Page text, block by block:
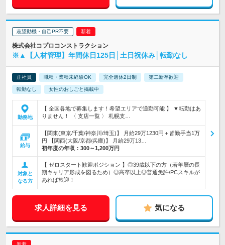
志望動機・自己PR不要
株式会社コプロコンストラクション
※▲【人材管理】年間休日125日│土日祝休み│転勤なし
正社員 職種・業種未経験OK 完全週休2日制 第二新卒歓迎
転勤なし 女性のおしごと掲載中
勤務地
【 全国各地で募集します！希望エリアで通勤可能 】 ▼転勤はあ
りません！ 〈 支店一覧 〉 札幌支…
給与
【関東(東京/千葉/神奈川/埼玉)】 月給29万1230円＋皆勤手当1万
円 【関西(大阪/京都/兵庫)】 月給29万13…
初年度の年収： 300～1,200万円
対象と
なる方
【 ゼロスタート歓迎ポジション 】◎39歳以下の方（若年層の長
期キャリア形成を図るため）◎高卒以上◎普通免許/PCスキルが
あれば歓迎！
求人詳細を見る 気になる